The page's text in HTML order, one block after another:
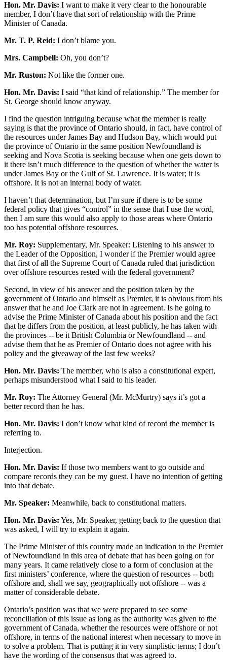
Hon. Mr. Davis: I want to make it very clear to the honourable
member, I don’t have that sort of relationship with the Prime
Minister of Canada.
Mr. T. P. Reid: I don’t blame you.
Mrs. Campbell: Oh, you don’t?
Mr. Ruston: Not like the former one.
Hon. Mr. Davis: I said “that kind of relationship.” The member for
St. George should know anyway.
I find the question intriguing because what the member is really
saying is that the province of Ontario should, in fact, have control of
the resources under James Bay and Hudson Bay, which would put
the province of Ontario in the same position Newfoundland is
seeking and Nova Scotia is seeking because when one gets down to
it there isn’t much difference to the question of whether the water is
under James Bay or the Gulf of St. Lawrence. It is water; it is
offshore. It is not an internal body of water.
I haven’t that determination, but I’m sure if there is to be some
federal policy that gives “control” in the sense that I use the word,
then I am sure this would also apply to those areas where Ontario
too has potential offshore resources.
Mr. Roy: Supplementary, Mr. Speaker: Listening to his answer to
the Leader of the Opposition, I wonder if the Premier would agree
that first of all the Supreme Court of Canada ruled that jurisdiction
over offshore resources rested with the federal government?
Second, in view of his answer and the position taken by the
government of Ontario and himself as Premier, it is obvious from his
answer that he and Joe Clark are not in agreement. Is he going to
advise the Prime Minister of Canada about his position and the fact
that he differs from the position, at least publicly, he has taken with
the provinces -- be it British Columbia or Newfoundland -- and
advise them that he as Premier of Ontario does not agree with his
policy and the giveaway of the last few weeks?
Hon. Mr. Davis: The member, who is also a constitutional expert,
perhaps misunderstood what I said to his leader.
Mr. Roy: The Attorney General (Mr. McMurtry) says it’s got a
better record than he has.
Hon. Mr. Davis: I don’t know what kind of record the member is
referring to.
Interjection.
Hon. Mr. Davis: If those two members want to go outside and
compare records they can be my guest. I have no intention of getting
into that debate.
Mr. Speaker: Meanwhile, back to constitutional matters.
Hon. Mr. Davis: Yes, Mr. Speaker, getting back to the question that
was asked, I will try to explain it again.
The Prime Minister of this country made an indication to the Premier
of Newfoundland in this area of debate that has been going on for
many years. It came relatively close to a form of conclusion at the
first ministers’ conference, where the question of resources -- both
offshore and, shall we say, geographically not offshore -- was a
matter of considerable debate.
Ontario’s position was that we were prepared to see some
reconciliation of this issue as long as the authority was given to the
government of Canada, whether the resources were offshore or not
offshore, in terms of the national interest when necessary to move in
to solve a problem. That is putting it in very simplistic terms; I don’t
have the wording of the consensus that was agreed to.